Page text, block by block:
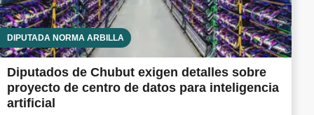
DIPUTADA NORMA ARBILLA
Diputados de Chubut exigen detalles sobre
proyecto de centro de datos para inteligencia
artificial